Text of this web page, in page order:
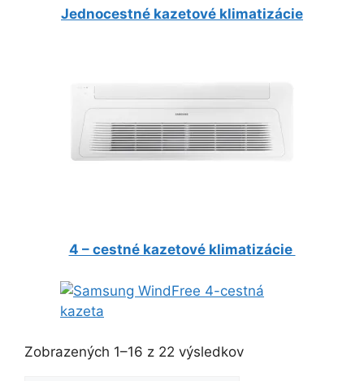
Jednocestné kazetové klimatizácie
4 – cestné kazetové klimatizácie
Zobrazených 1–16 z 22 výsledkovZoradené